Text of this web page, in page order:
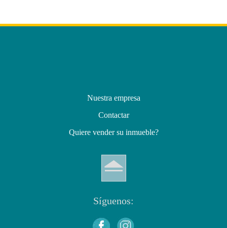
Nuestra empresa
Contactar
Quiere vender su inmueble?
Síguenos: